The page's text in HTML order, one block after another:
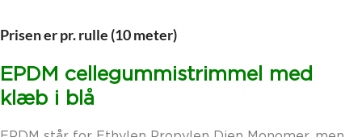
Prisen er pr. rulle (10 meter)
EPDM cellegummistrimmel med
klæb i blå
EPDM står for Ethylen Propylen Dien Monomer, men